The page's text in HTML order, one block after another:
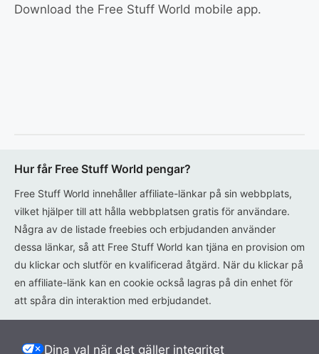
Download the Free Stuff World mobile app.
Hur får Free Stuff World pengar?
Free Stuff World innehåller affiliate-länkar på sin webbplats,
vilket hjälper till att hålla webbplatsen gratis för användare.
Några av de listade freebies och erbjudanden använder
dessa länkar, så att Free Stuff World kan tjäna en provision om
du klickar och slutför en kvalificerad åtgärd. När du klickar på
en affiliate-länk kan en cookie också lagras på din enhet för
att spåra din interaktion med erbjudandet.
Dina val när det gäller integritet